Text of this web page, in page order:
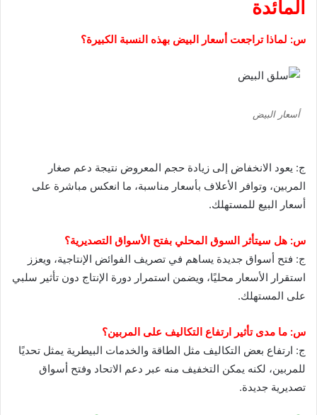
المائدة
س: لماذا تراجعت أسعار البيض بهذه النسبة الكبيرة؟
أسعار البيض
ج: يعود الانخفاض إلى زيادة حجم المعروض نتيجة دعم صغار
المربين، وتوافر الأعلاف بأسعار مناسبة، ما انعكس مباشرة على
أسعار البيع للمستهلك.
س: هل سيتأثر السوق المحلي بفتح الأسواق التصديرية؟
ج: فتح أسواق جديدة يساهم في تصريف الفوائض الإنتاجية، ويعزز
استقرار الأسعار محليًا، ويضمن استمرار دورة الإنتاج دون تأثير سلبي
على المستهلك.
س: ما مدى تأثير ارتفاع التكاليف على المربين؟
ج: ارتفاع بعض التكاليف مثل الطاقة والخدمات البيطرية يمثل تحديًا
للمربين، لكنه يمكن التخفيف منه عبر دعم الاتحاد وفتح أسواق
تصديرية جديدة.